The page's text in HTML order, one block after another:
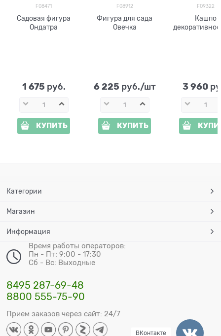
F08471
Садовая фигура
Ондатра
1 675 руб.
КУПИТЬ
F08912
Фигура для сада
Овечка
6 225 руб./шт
КУПИТЬ
F09322
Кашпо
декоративное
3 960
Категории
Магазин
Информация
Время работы операторов:
Пн - Пт: 9:00 - 17:30
Сб - Вс: Выходные
8495 287-69-48
8800 555-75-90
Прием заказов через сайт: 24/7
ВКонтакте